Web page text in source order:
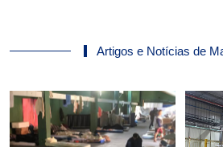
Artigos e Notícias de